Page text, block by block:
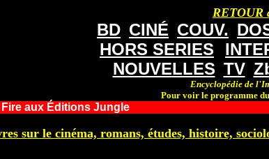
RETOUR
BD CINÉ COUV.
HORS SERIES
NOUVELLES TV
Encyclopédie de
Pour voir le programme
aux Éditions Jungle
sur le cinéma, romans, études, histoire,